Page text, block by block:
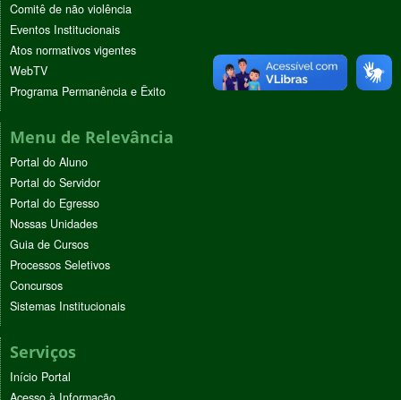
Comitê de não violência
Eventos Institucionais
Atos normativos vigentes
WebTV
Programa Permanência e Êxito
Menu de Relevância
Portal do Aluno
Portal do Servidor
Portal do Egresso
Nossas Unidades
Guia de Cursos
Processos Seletivos
Concursos
Sistemas Institucionais
Serviços
Início Portal